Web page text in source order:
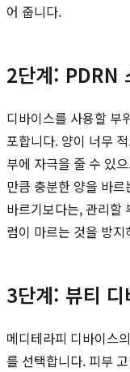
어 줍니다.
2단계: PDRN
디바이스를 사용할 부
포합니다. 양이 너무
부에 자극을 줄 수 있
만큼 충분한 양을 바
바르기보다는, 관리할
럼이 마르는 것을 방
3단계: 뷰티 디
메디테라피 디바이스
를 선택합니다. 피부